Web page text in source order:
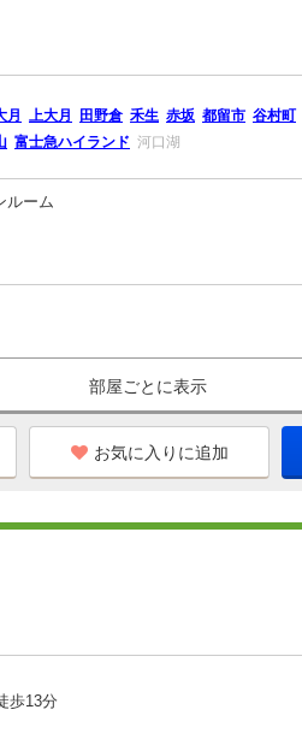
月 上大月 田野倉 禾生 赤坂 都留市 谷村町
富士急ハイランド 河口湖
ルーム
部屋ごとに表示
お気に入りに追加
歩13分